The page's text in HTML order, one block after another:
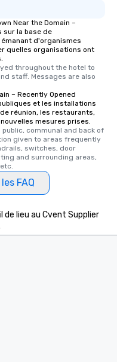
Near the Domain –
sur la base de
d'organismes
quelles organisations ont
throughout the hotel to
staff. Messages are also
– Recently Opened
et les installations
réunion, les restaurants,
mesures prises.
communal and back of
given to areas frequently
switches, door
and surrounding areas,
FAQ
de lieu au Cvent Supplier